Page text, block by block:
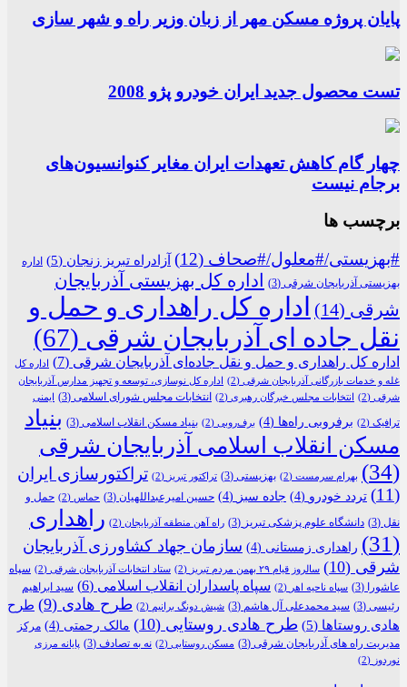
پایان پروژه مسکن مهر از زبان وزیر راه و شهر سازی
تست محصول جدید ایران خودرو پژو 2008
چهار گام کاهش تعهدات ایران مغایر کنوانسیون‌های
برجام نیست
برچسب ها
#بهزیستی/#معلول/#صحاف (12) آزادراه تبریز زنجان (5)
اداره
بهزیستی آذربایجان شرقی (3)
اداره کل بهزیستی آذربایجان
شرقی (14)
اداره کل راهداری و حمل و
نقل جاده ای آذربایجان شرقی (67)
اداره کل راهداری و حمل و نقل جاده‌ای آذربایجان شرقی (7)
اداره کل
غله و خدمات بازرگانی آذربایجان شرقی (2)
اداره کل نوسازی، توسعه و تجهیز مدارس آذربایجان
شرقی (2) انتخابات مجلس خبرگان رهبری (2) انتخابات مجلس شورای اسلامی (3) ایمنی
ترافیک (2) برفروبی راه‌ها (4) برف‌روبی (2) بنیاد مسکن انقلاب اسلامی (3)
بنیاد
مسکن انقلاب اسلامی آذربایجان شرقی
(34)
بهرام سرمست (2) بهزیستی (3) تراکتور تبریز (2)
تراکتورسازی ایران
(11)
تردد خودرو (4) جاده سبز (4) حسین امیرعبداللهیان (3) حماس (2)
حمل و
نقل (3) دانشگاه علوم پزشکی تبریز (3) راه آهن منطقه آذربایجان (2)
راهداری
(31)
راهداری زمستانی (4)
سازمان جهاد کشاورزی آذربایجان
شرقی (10) سالروز قیام ۲۹ بهمن مردم تبریز (2) ستاد انتخابات آذربایجان شرقی (2)
سپاه
عاشورا (3) سپاه ناحیه اهر (2) سپاه پاسداران انقلاب اسلامی (6)
سید ابراهیم
رئیسی (3) سید محمدعلی آل هاشم (3) شیش دونگ برانیم (2) طرح هادی (9)
طرح
هادی روستاها (5) طرح هادی روستایی (10) مالک رحمتی (4)
مرکز
مدیریت راه های آذربایجان شرقی (3) مسکن روستایی (2) نه به تصادف (3)
پایانه مرزی
نوردوز (2)